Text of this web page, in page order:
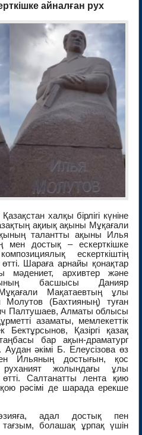
айналған рух
халқы бірлігі күніне
ақиық ақыны Мұқағали
талантты ақыны Илья
мен достық – ескерткішке
ескерткіштің
Шараға арнайы қонақтар
мәдениет, архивтер және
басшысы Данияр
Мақатаевтың ұлы
(Бахтияның) туған
Палтушаев, Алматы облысы
азаматы, мемлекеттік
Бектұрсынов, ⁠Қазіргі қазақ
бар ақын-драматург
әкімі Б. Елеусізова өз
Ильяның достығын, қос
жолындағы ұлы
Салтанатты лента қию
рәсімі де шарада ерекше
адал достық пен
болашақ ұрпақ үшін